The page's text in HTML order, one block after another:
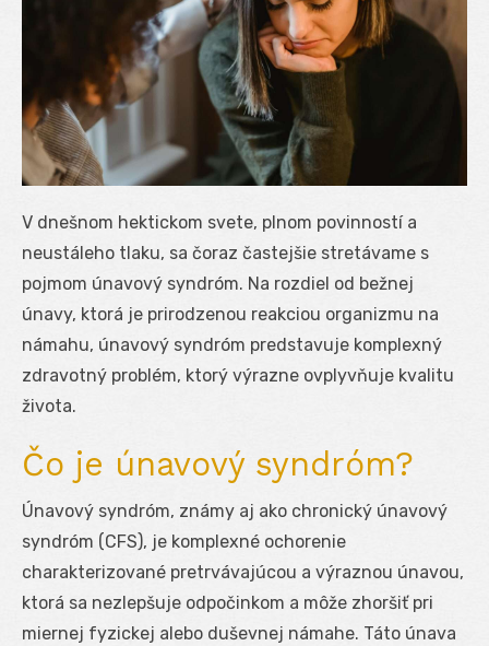
V dnešnom hektickom svete, plnom povinností a
neustáleho tlaku, sa čoraz častejšie stretávame s
pojmom únavový syndróm. Na rozdiel od bežnej
únavy, ktorá je prirodzenou reakciou organizmu na
námahu, únavový syndróm predstavuje komplexný
zdravotný problém, ktorý výrazne ovplyvňuje kvalitu
života.
Čo je únavový syndróm?
Únavový syndróm, známy aj ako chronický únavový
syndróm (CFS), je komplexné ochorenie
charakterizované pretrvávajúcou a výraznou únavou,
ktorá sa nezlepšuje odpočinkom a môže zhoršiť pri
miernej fyzickej alebo duševnej námahe. Táto únava